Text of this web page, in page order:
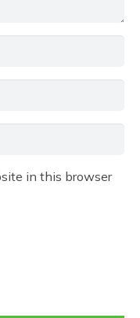
in this browser